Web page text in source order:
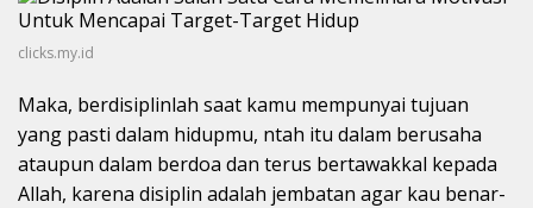
clicks.my.id
Maka, berdisiplinlah saat kamu mempunyai tujuan
yang pasti dalam hidupmu, ntah itu dalam berusaha
ataupun dalam berdoa dan terus bertawakkal kepada
Allah, karena disiplin adalah jembatan agar kau benar-